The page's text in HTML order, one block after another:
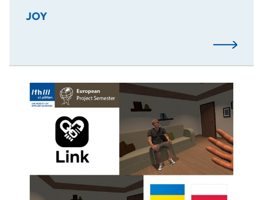
JOY
Mehr…
Im Rahmen des European Project Semester 2025